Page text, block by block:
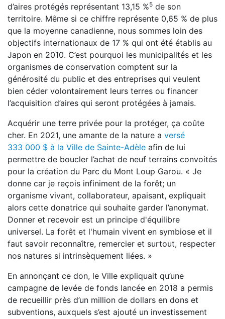
d’aires protégés représentant 13,15 %5 de son
territoire. Même si ce chiffre représente 0,65 % de plus
que la moyenne canadienne, nous sommes loin des
objectifs internationaux de 17 % qui ont été établis au
Japon en 2010. C’est pourquoi les municipalités et les
organismes de conservation comptent sur la
générosité du public et des entreprises qui veulent
bien céder volontairement leurs terres ou financer
l’acquisition d’aires qui seront protégées à jamais.
Acquérir une terre privée pour la protéger, ça coûte
cher. En 2021, une amante de la nature a versé
333 000 $ à la Ville de Sainte-Adèle afin de lui
permettre de boucler l’achat de neuf terrains convoités
pour la création du Parc du Mont Loup Garou. « Je
donne car je reçois infiniment de la forêt; un
organisme vivant, collaborateur, apaisant, expliquait
alors cette donatrice qui souhaite garder l’anonymat.
Donner et recevoir est un principe d'équilibre
universel. La forêt et l'humain vivent en symbiose et il
faut savoir reconnaître, remercier et surtout, respecter
nos natures si intrinsèquement liées. »
En annonçant ce don, le Ville expliquait qu’une
campagne de levée de fonds lancée en 2018 a permis
de recueillir près d’un million de dollars en dons et
subventions, auxquels s’est ajouté un investissement